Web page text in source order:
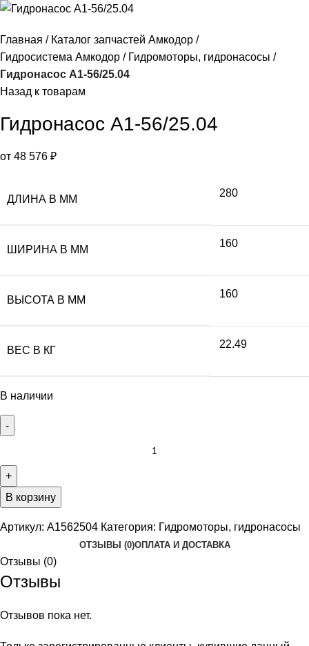
Главная
Каталог запчастей Амкодор
Гидросистема Амкодор
Гидромоторы, гидронасосы
Гидронасос А1-56/25.04
Назад к товарам
Гидронасос А1-56/25.04
от 48 576 ₽
ДЛИНА В ММ
280
ШИРИНА В ММ
160
ВЫСОТА В ММ
160
ВЕС В КГ
22.49
В наличии
В корзину
Артикул: A1562504 Категория: Гидромоторы, гидронасосы
ОТЗЫВЫ (0)ОПЛАТА И ДОСТАВКА
Отзывы (0)
Отзывы
Отзывов пока нет.